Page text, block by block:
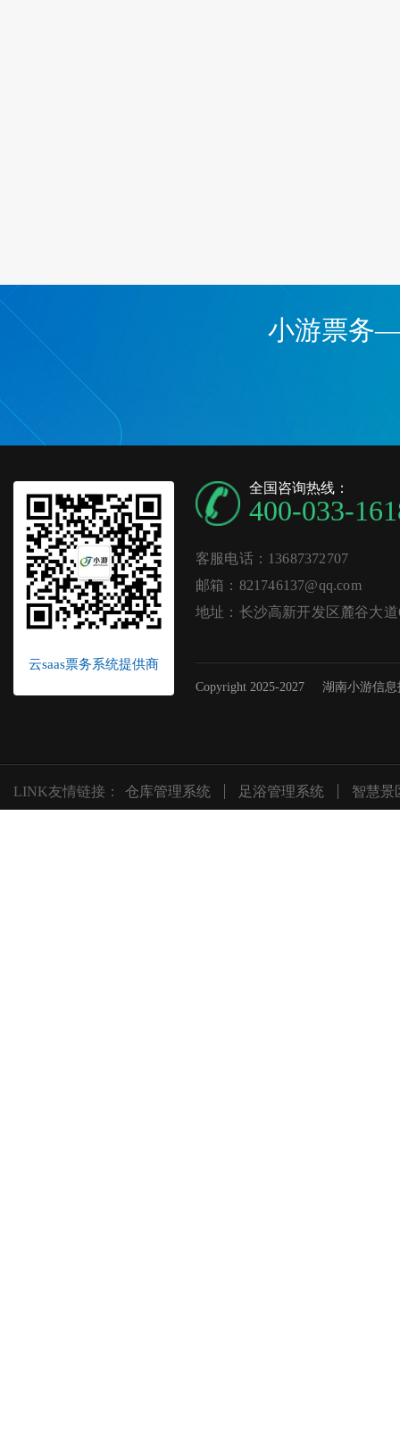
小游票务
云saas票务系统提供商
全国咨询热线：
400-033-
客服电话：13687372707
邮箱：821746137@qq.com
地址：长沙高新开发区麓谷大
Copyright 2025-2027 湖南小游信
LINK友情链接： 仓库管理系统 足浴管理系统 智慧景